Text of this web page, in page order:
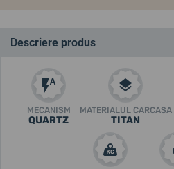
Descriere produs
MECANISM
QUARTZ
MATERIALUL CARCASA
TITAN